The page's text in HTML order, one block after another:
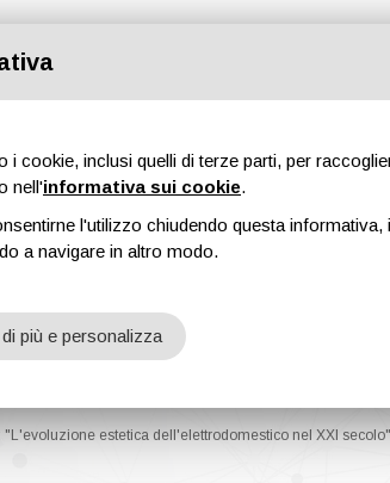
Notizie Fiere Formazione
"L'evoluzione estetica dell'elettrodomestico nel XXI
i cookie, inclusi quelli di terze parti, per
nell'informativa sui cookie.
l'utilizzo chiudendo questa
a navigare in altro modo.
più e personalizza